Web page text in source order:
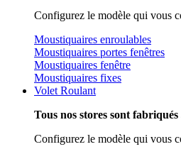
Configurez le modèle qui vous
Moustiquaires enroulables
Moustiquaires portes fenêtres
Moustiquaires fenêtre
Moustiquaires fixes
Volet Roulant
Tous nos stores sont
Configurez le modèle qui vous